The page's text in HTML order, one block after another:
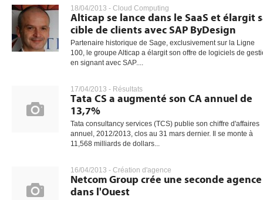
18/04/2013 - Cloud Computing
Alticap se lance dans le SaaS et élargit
cible de clients avec SAP ByDesign
Partenaire historique de Sage, exclusivement sur la Ligne
100, le groupe Alticap a élargit son offre de logiciels de
en signant avec SAP....
17/04/2013 - Résultats
Tata CS a augmenté son CA annuel de
13,7%
Tata consultancy services (TCS) publie son chiffre d'affaires
annuel, 2012/2013, clos au 31 mars dernier. Il se monte à
11,568 milliards de dollars...
16/04/2013 - Création d'agence
Netcom Group crée une seconde agence
dans l'Ouest